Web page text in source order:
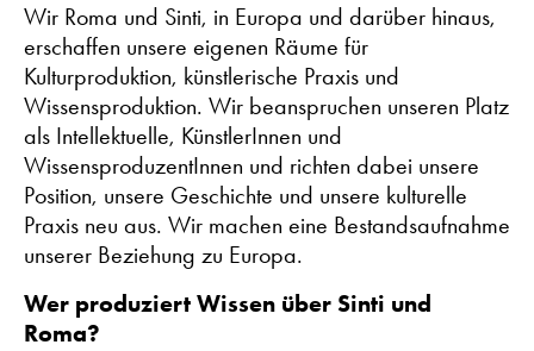
Wir Roma und Sinti, in Europa und darüber hinaus,
erschaffen unsere eigenen Räume für
Kulturproduktion, künstlerische Praxis und
Wissensproduktion. Wir beanspruchen unseren Platz
als Intellektuelle, KünstlerInnen und
WissensproduzentInnen und richten dabei unsere
Position, unsere Geschichte und unsere kulturelle
Praxis neu aus. Wir machen eine Bestandsaufnahme
unserer Beziehung zu Europa.
Wer produziert Wissen über Sinti und
Roma?